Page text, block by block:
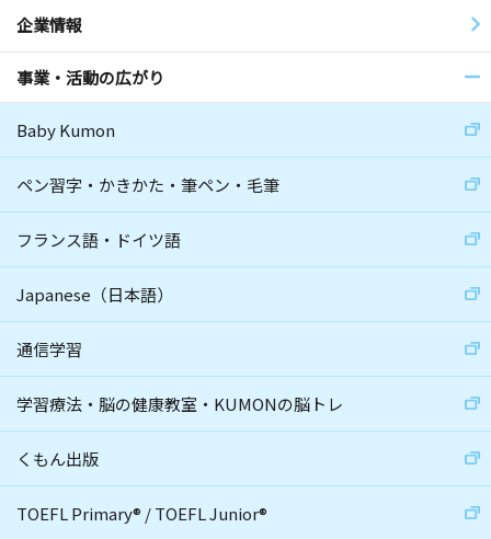
企業情報
事業・活動の広がり
Baby Kumon
ペン習字・かきかた・筆ペン・毛筆
フランス語・ドイツ語
Japanese（日本語）
通信学習
学習療法・脳の健康教室・KUMONの脳トレ
くもん出版
TOEFL Primary® /TOEFL Junior®